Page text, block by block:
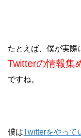
たとえば、僕が実際
Twitterの情報集
ですね。
僕はTwitterをやって